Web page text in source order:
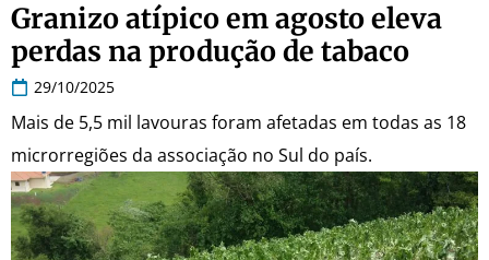
Granizo atípico em agosto eleva
perdas na produção de tabaco
29/10/2025
Mais de 5,5 mil lavouras foram afetadas em todas as 18
microrregiões da associação no Sul do país.